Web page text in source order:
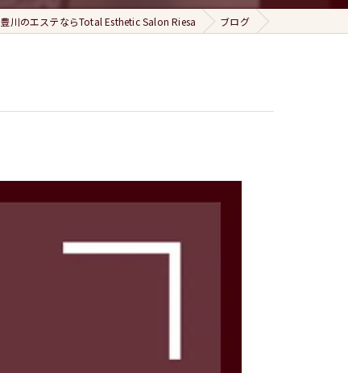
豊川のエステならTotal Esthetic Salon Riesa ブログ